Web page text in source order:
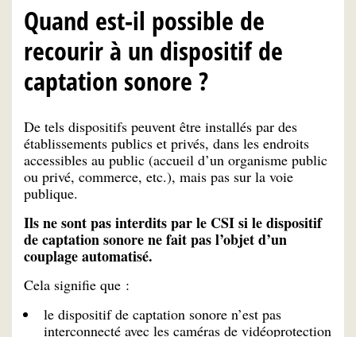
Quand est-il possible de
recourir à un dispositif de
captation sonore ?
De tels dispositifs peuvent être installés par des
établissements publics et privés, dans les endroits
accessibles au public (accueil d’un organisme public
ou privé, commerce, etc.), mais pas sur la voie
publique.
Ils ne sont pas interdits par le CSI si le dispositif
de captation sonore ne fait pas l’objet d’un
couplage automatisé.
Cela signifie que :
le dispositif de captation sonore n’est pas
interconnecté avec les caméras de vidéoprotection